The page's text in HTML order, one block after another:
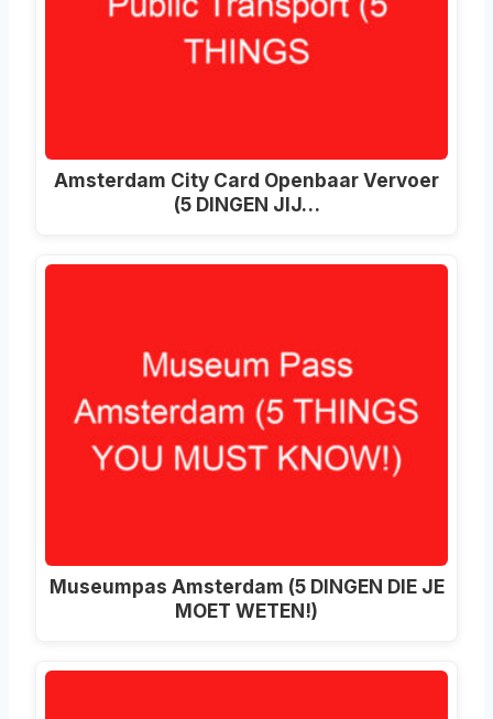
Amsterdam City Card Openbaar Vervoer
(5 DINGEN JIJ…
Museumpas Amsterdam (5 DINGEN DIE JE
MOET WETEN!)